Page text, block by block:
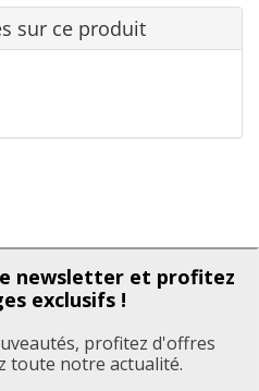
sur ce produit